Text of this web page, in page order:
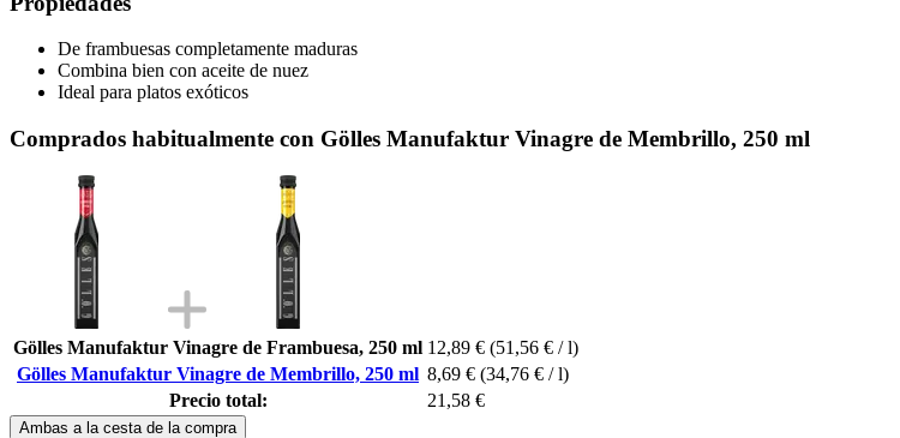
De frambuesas completamente maduras
Combina bien con aceite de nuez
Ideal para platos exóticos
Comprados habitualmente con Gölles Manufaktur Vinagre de Membrillo, 250 ml
Gölles Manufaktur Vinagre de Frambuesa, 250 ml 12,89 € (51,56 € / l)
Gölles Manufaktur Vinagre de Membrillo, 250 ml 8,69 € (34,76 € / l)
Precio total:
21,58 €
Ambas a la cesta de la compra